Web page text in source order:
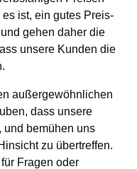
ist, ein gutes Preis-
gehen daher die
unsere Kunden die
außergewöhnlichen
dass unsere
und bemühen uns
zu übertreffen.
Fragen oder